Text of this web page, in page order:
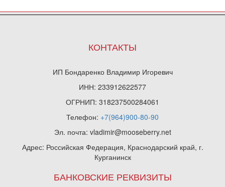
КОНТАКТЫ
ИП Бондаренко Владимир Игоревич
ИНН: 233912622577
ОГРНИП: 318237500284061
Телефон: +7(964)900-80-90
Эл. почта: vladimir@mooseberry.net
Адрес: Российская Федерация, Краснодарский край, г.
Курганинск
БАНКОВСКИЕ РЕКВИЗИТЫ